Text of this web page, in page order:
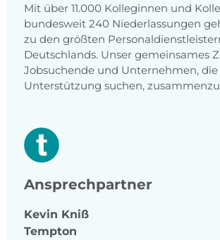
Mit über 11.000 Kolleginnen und
bundesweit 240 Niederlassungen
zu den größten
Deutschlands. Unser gemeinsames
Jobsuchende und Unternehmen,
Unterstützung suchen,
Ansprechpartner
Kevin Kniß
Tempton